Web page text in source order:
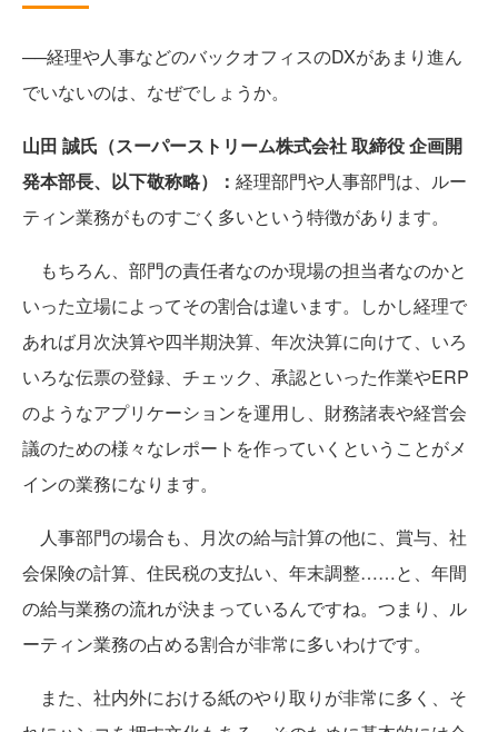
──経理や人事などのバックオフィスのDXがあまり進ん
でいないのは、なぜでしょうか。
山田 誠氏（スーパーストリーム株式会社 取締役 企画開
発本部長、以下敬称略）： 経理部門や人事部門は、ルー
ティン業務がものすごく多いという特徴があります。
もちろん、部門の責任者なのか現場の担当者なのかと
いった立場によってその割合は違います。しかし経理で
あれば月次決算や四半期決算、年次決算に向けて、いろ
いろな伝票の登録、チェック、承認といった作業やERP
のようなアプリケーションを運用し、財務諸表や経営会
議のための様々なレポートを作っていくということがメ
インの業務になります。
人事部門の場合も、月次の給与計算の他に、賞与、社
会保険の計算、住民税の支払い、年末調整……と、年間
の給与業務の流れが決まっているんですね。つまり、ル
ーティン業務の占める割合が非常に多いわけです。
また、社内外における紙のやり取りが非常に多く、そ